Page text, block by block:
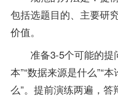
包括选题目的、主要研
价值。
准备3-5个可能的提
本”“数据来源是什么”“
么”。提前演练两遍，答